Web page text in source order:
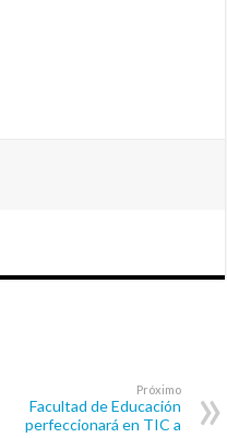
Próximo
Facultad de Educación
perfeccionará en TIC a